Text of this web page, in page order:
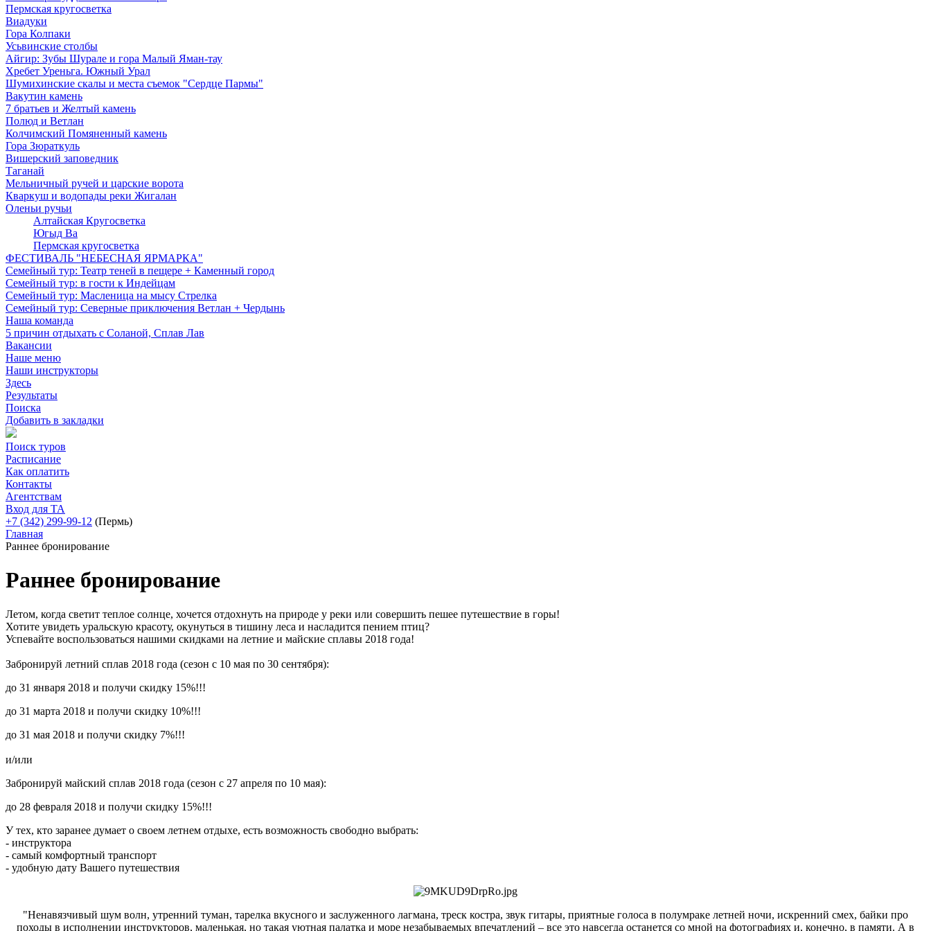
Пермская кругосветка
Виадуки
Гора Колпаки
Усьвинские столбы
Айгир: Зубы Шурале и гора Малый Яман-тау
Хребет Уреньга. Южный Урал
Шумихинские скалы и места съемок "Сердце Пармы"
Вакутин камень
7 братьев и Желтый камень
Полюд и Ветлан
Колчимский Помяненный камень
Гора Зюраткуль
Вишерский заповедник
Таганай
Мельничный ручей и царские ворота
Кваркуш и водопады реки Жигалан
Оленьи ручьи
Алтайская Кругосветка
Югыд Ва
Пермская кругосветка
ФЕСТИВАЛЬ "НЕБЕСНАЯ ЯРМАРКА"
Семейный тур: Театр теней в пещере + Каменный город
Семейный тур: в гости к Индейцам
Семейный тур: Масленица на мысу Стрелка
Семейный тур: Северные приключения Ветлан + Чердынь
Наша команда
5 причин отдыхать с Соланой, Сплав Лав
Вакансии
Наше меню
Наши инструкторы
Здесь
Результаты
Поиска
Добавить в закладки
Поиск туров
Расписание
Как оплатить
Контакты
Агентствам
Вход для ТА
+7 (342) 299-99-12 (Пермь)
Главная
Раннее бронирование
Раннее бронирование
Летом, когда светит теплое солнце, хочется отдохнуть на природе у реки или совершить пешее путешествие в горы!
Хотите увидеть уральскую красоту, окунуться в тишину леса и насладится пением птиц?
Успевайте воспользоваться нашими скидками на летние и майские сплавы 2018 года!
Забронируй летний сплав 2018 года (сезон с 10 мая по 30 сентября):
до 31 января 2018 и получи скидку 15%!!!
до 31 марта 2018 и получи скидку 10%!!!
до 31 мая 2018 и получи скидку 7%!!!
и/или
Забронируй майский сплав 2018 года (сезон с 27 апреля по 10 мая):
до 28 февраля 2018 и получи скидку 15%!!!
У тех, кто заранее думает о своем летнем отдыхе, есть возможность свободно выбрать:
- инструктора
- самый комфортный транспорт
- удобную дату Вашего путешествия
"Ненавязчивый шум волн, утренний туман, тарелка вкусного и заслуженного лагмана, треск костра, звук гитары, приятные голоса в полумраке летней ночи, искренний смех, байки про
походы в исполнении инструкторов, маленькая, но такая уютная палатка и море незабываемых впечатлений – все это навсегда останется со мной на фотографиях и, конечно, в памяти. А в